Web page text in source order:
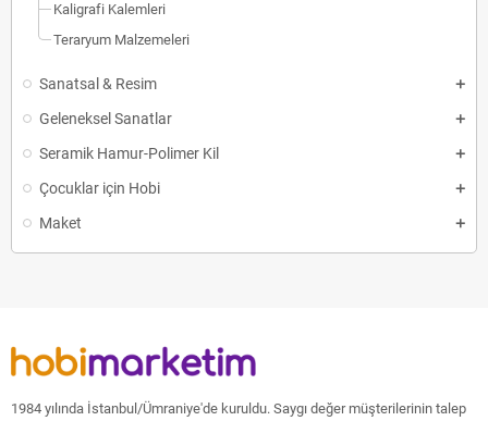
Kaligrafi Kalemleri
Teraryum Malzemeleri
Sanatsal & Resim
Geleneksel Sanatlar
Seramik Hamur-Polimer Kil
Çocuklar için Hobi
Maket
1984 yılında İstanbul/Ümraniye'de kuruldu. Saygı değer müşterilerinin talep